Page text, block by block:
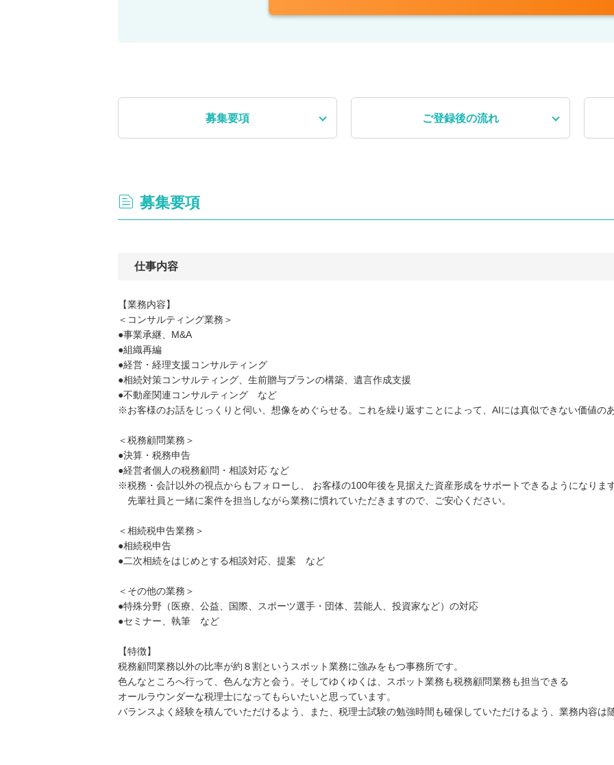
募集要項 ご登録後の流れ
募集要項
仕事内容
【業務内容】
＜コンサルティング業務＞
●事業承継、M&A
●組織再編
●経営・経理支援コンサルティング
●相続対策コンサルティング、生前贈与プランの構築、遺言作成支援
●不動産関連コンサルティング など
※お客様のお話をじっくりと伺い、想像をめぐらせる。これを繰り返すことによって、AIには真似できない価値の
＜税務顧問業務＞
●決算・税務申告
●経営者個人の税務顧問・相談対応 など
※税務・会計以外の視点からもフォローし、 お客様の100年後を見据えた資産形成をサポートできるようになりま
先輩社員と一緒に案件を担当しながら業務に慣れていただきますので、ご安心ください。
＜相続税申告業務＞
●相続税申告
●二次相続をはじめとする相談対応、提案 など
＜その他の業務＞
●特殊分野（医療、公益、国際、スポーツ選手・団体、芸能人、投資家など）の対応
●セミナー、執筆 など
【特徴】
税務顧問業務以外の比率が約８割というスポット業務に強みをもつ事務所です。
色んなところへ行って、色んな方と会う。そしてゆくゆくは、スポット業務も税務顧問業務も担当できる
オールラウンダーな税理士になってもらいたいと思っています。
バランスよく経験を積んでいただけるよう、また、税理士試験の勉強時間も確保していただけるよう、業務内容は